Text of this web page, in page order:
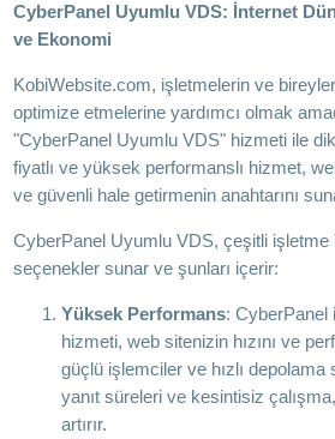
CyberPanel Uyumlu VDS: İnternet
ve Ekonomi
KobiWebsite.com, işletmelerin ve
optimize etmelerine yardımcı olmak
"CyberPanel Uyumlu VDS" hizmeti ile
fiyatlı ve yüksek performanslı hizmet,
ve güvenli hale getirmenin anahtarını
CyberPanel Uyumlu VDS, çeşitli işletme
seçenekler sunar ve şunları içerir:
Yüksek Performans: CyberPanel
hizmeti, web sitenizin hızını ve
güçlü işlemciler ve hızlı depolama
yanıt süreleri ve kesintisiz
artırır.